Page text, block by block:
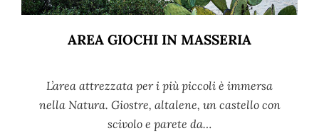
AREA GIOCHI IN MASSERIA
L’area attrezzata per i più piccoli è immersa
nella Natura. Giostre, altalene, un castello con
scivolo e parete da…